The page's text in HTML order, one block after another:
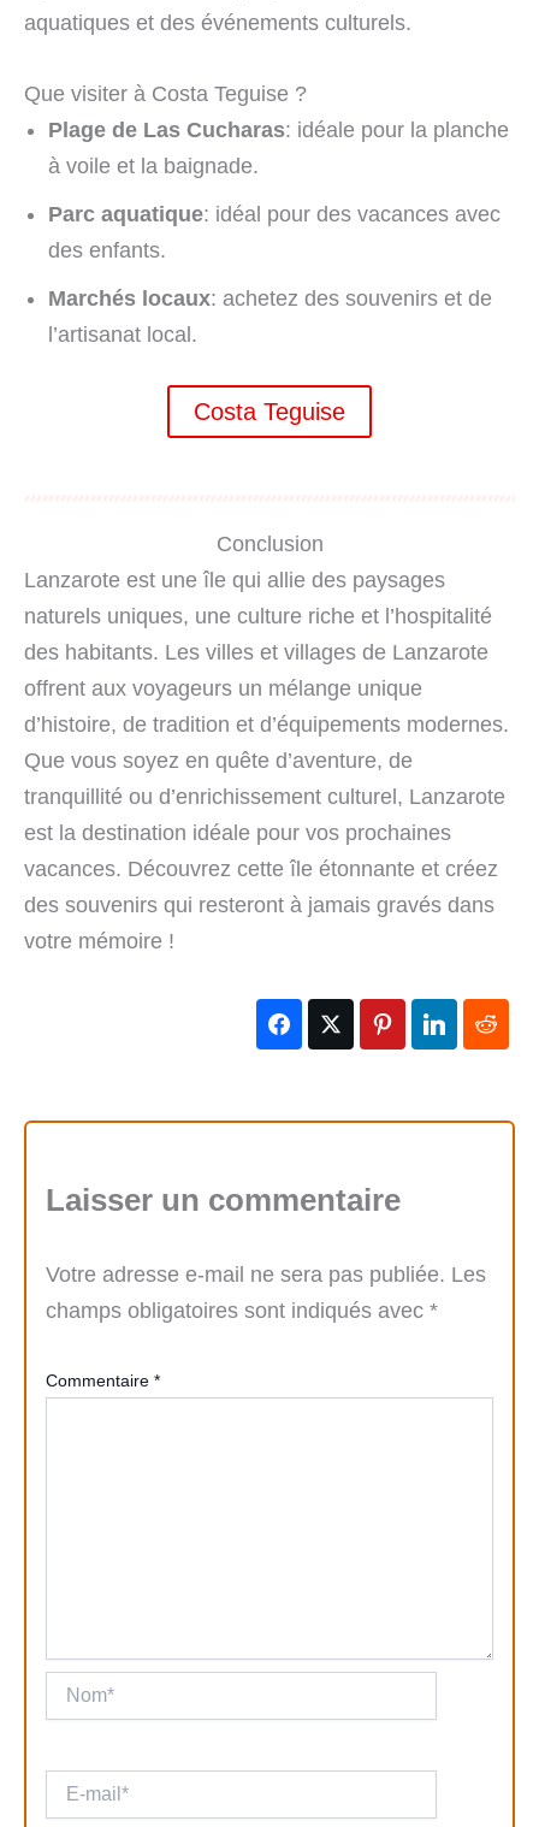
aquatiques et des événements culturels.
Que visiter à Costa Teguise ?
Plage de Las Cucharas: idéale pour la planche
à voile et la baignade.
Parc aquatique: idéal pour des vacances avec
des enfants.
Marchés locaux: achetez des souvenirs et de
l’artisanat local.
Costa Teguise
Conclusion
Lanzarote est une île qui allie des paysages
naturels uniques, une culture riche et l’hospitalité
des habitants. Les villes et villages de Lanzarote
offrent aux voyageurs un mélange unique
d’histoire, de tradition et d’équipements modernes.
Que vous soyez en quête d’aventure, de
tranquillité ou d’enrichissement culturel, Lanzarote
est la destination idéale pour vos prochaines
vacances. Découvrez cette île étonnante et créez
des souvenirs qui resteront à jamais gravés dans
votre mémoire !
Laisser un commentaire
Votre adresse e-mail ne sera pas publiée. Les
champs obligatoires sont indiqués avec *
Commentaire *
Nom*
mail*